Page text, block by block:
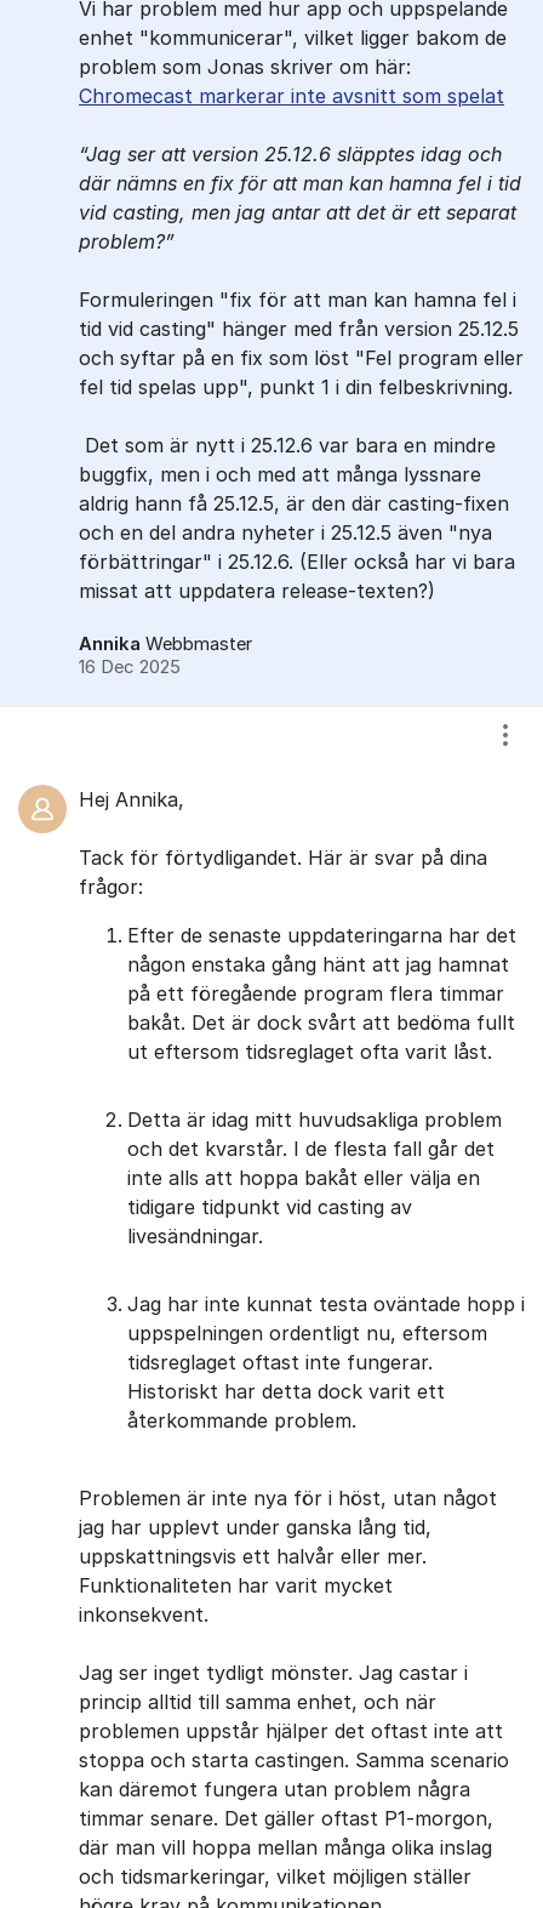
Vi har problem med hur app och uppspelande
enhet "kommunicerar", vilket ligger bakom de
problem som Jonas skriver om här:
Chromecast markerar inte avsnitt som spelat
Jag ser att version 25.12.6 släpptes idag och
där nämns en fix för att man kan hamna fel i tid
vid casting, men jag antar att det är ett separat
problem?
Formuleringen "fix för att man kan hamna fel i
tid vid casting" hänger med från version 25.12.5
och syftar på en fix som löst "Fel program eller
fel tid spelas upp", punkt 1 i din felbeskrivning.
Det som är nytt i 25.12.6 var bara en mindre
buggfix, men i och med att många lyssnare
aldrig hann få 25.12.5, är den där casting-fixen
och en del andra nyheter i 25.12.5 även "nya
förbättringar" i 25.12.6. (Eller också har vi bara
missat att uppdatera release-texten?)
Annika Webbmaster
16 Dec 2025
Hej Annika,
Tack för förtydligandet. Här är svar på dina
frågor:
Efter de senaste uppdateringarna har det
någon enstaka gång hänt att jag hamnat
på ett föregående program flera timmar
bakåt. Det är dock svårt att bedöma fullt
ut eftersom tidsreglaget ofta varit låst.
Detta är idag mitt huvudsakliga problem
och det kvarstår. I de flesta fall går det
inte alls att hoppa bakåt eller välja en
tidigare tidpunkt vid casting av
livesändningar.
Jag har inte kunnat testa oväntade hopp i
uppspelningen ordentligt nu, eftersom
tidsreglaget oftast inte fungerar.
Historiskt har detta dock varit ett
återkommande problem.
Problemen är inte nya för i höst, utan något
jag har upplevt under ganska lång tid,
uppskattningsvis ett halvår eller mer.
Funktionaliteten har varit mycket
inkonsekvent.
Jag ser inget tydligt mönster. Jag castar i
princip alltid till samma enhet, och när
problemen uppstår hjälper det oftast inte att
stoppa och starta castingen. Samma scenario
kan däremot fungera utan problem några
timmar senare. Det gäller oftast P1-morgon,
där man vill hoppa mellan många olika inslag
och tidsmarkeringar, vilket möjligen ställer